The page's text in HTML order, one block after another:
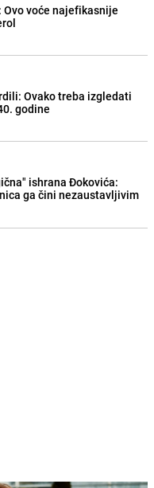
Ovo voće najefikasnije
Ovako treba izgledati
godine
ishrana Đokovića:
ga čini nezaustavljivim